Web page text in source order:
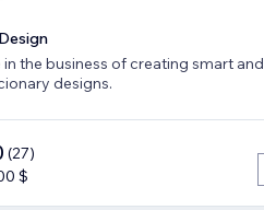
in the business of creating smart and
designs.
(27)
$